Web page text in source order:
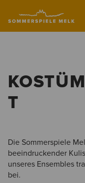
T
Die Sommerspiele
beeindruckender
unseres Ensembles
bei.